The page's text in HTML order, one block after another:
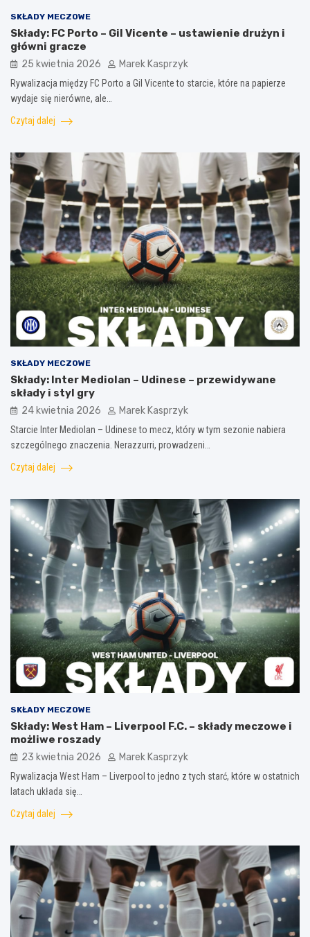
SKŁADY MECZOWE
Składy: FC Porto – Gil Vicente – ustawienie drużyn i
główni gracze
25 kwietnia 2026 Marek Kasprzyk
Rywalizacja między FC Porto a Gil Vicente to starcie, które na papierze
wydaje się nierówne, ale…
Czytaj dalej
SKŁADY MECZOWE
Składy: Inter Mediolan – Udinese – przewidywane
składy i styl gry
24 kwietnia 2026 Marek Kasprzyk
Starcie Inter Mediolan – Udinese to mecz, który w tym sezonie nabiera
szczególnego znaczenia. Nerazzurri, prowadzeni…
Czytaj dalej
SKŁADY MECZOWE
Składy: West Ham – Liverpool F.C. – składy meczowe i
możliwe roszady
23 kwietnia 2026 Marek Kasprzyk
Rywalizacja West Ham – Liverpool to jedno z tych starć, które w ostatnich
latach układa się…
Czytaj dalej